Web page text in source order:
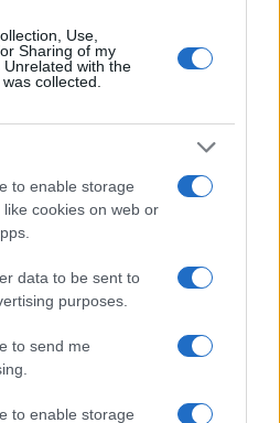
Use,
Sharing of my
with the
collected.
to enable storage
cookies on web or
data to be sent to
purposes.
to send me
to enable storage